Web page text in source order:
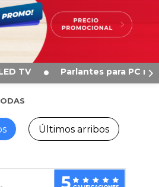
TV Parlantes para PC
Últimos arribos